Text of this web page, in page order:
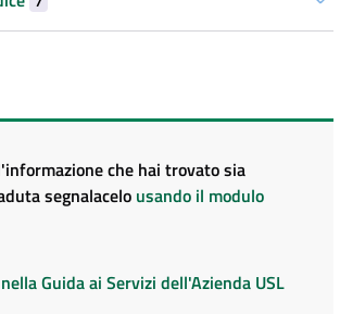
che hai trovato sia
segnalacelo usando il modulo
Guida ai Servizi dell'Azienda USL